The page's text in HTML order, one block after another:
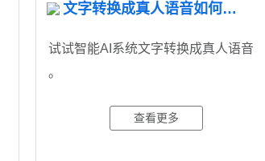
文字转换成真人语音如何在线处理？
试试智能AI系统文字转换成真人语音​
。
查看更多